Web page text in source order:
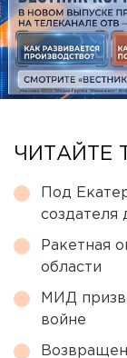
ЧИТАЙТЕ
Под
создателя
Ракетная
области
МИД
войне